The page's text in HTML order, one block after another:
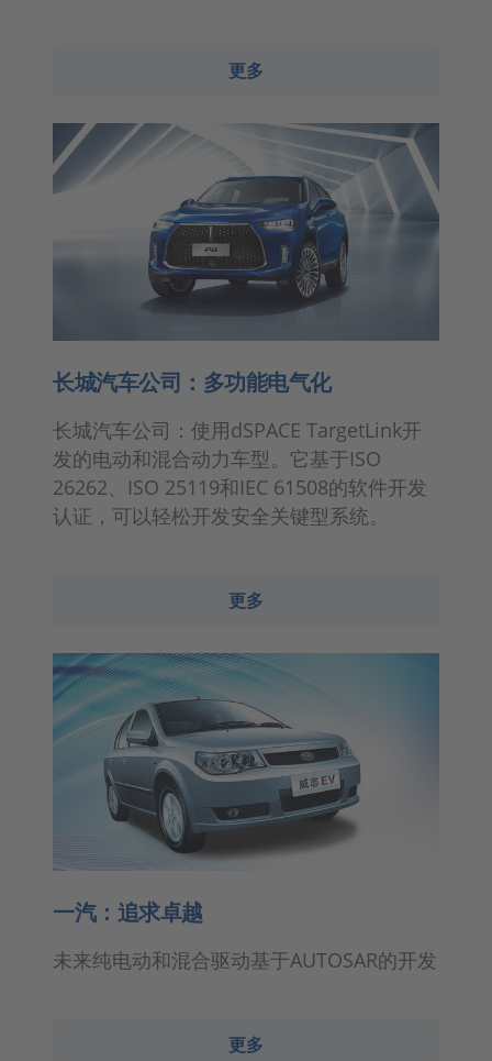
更多
长城汽车公司：多功能电气化
长城汽车公司：使用dSPACE TargetLink开
发的电动和混合动力车型。它基于ISO
26262、ISO 25119和IEC 61508的软件开发
认证，可以轻松开发安全关键型系统。
更多
一汽：追求卓越
未来纯电动和混合驱动基于AUTOSAR的开发
更多